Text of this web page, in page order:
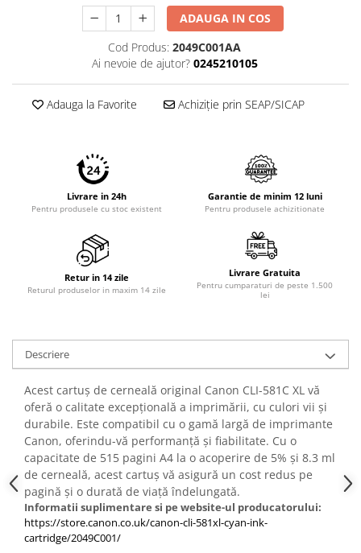
Laptopuri gaming
Ultrabookuri
Laptop-uri 2 in 1
Accesorii laptop
Mini PC AI
Accesorii Printing
Desktop PC
Workstation
All-in-One PC
Monitoare
Monitoare LED
Accesorii monitoare
Componente
Placi video
Procesoare
Placi de baza
Memorii RAM
SSD-uri interne
ADAUGA IN COS
Cod Produs: 2049C001AA
Ai nevoie de ajutor? 0245210105
Adauga la Favorite Achiziție prin SEAP/SICAP
Livrare in 24h
Pentru produsele cu stoc existent
Garantie de minim 12 luni
Pentru produsele achizitionate
Retur in 14 zile
Returul produselor in maxim 14 zile
Livrare Gratuita
Pentru cumparaturi de peste 1.500
lei
Descriere
Acest cartuș de cerneală original Canon CLI-581C XL vă
oferă o calitate excepțională a imprimării, cu culori vii și
durabile. Este compatibil cu o gamă largă de imprimante
Canon, oferindu-vă performanță și fiabilitate. Cu o
capacitate de 515 pagini A4 la o acoperire de 5% și 8.3 ml
de cerneală, acest cartuș vă asigură un cost redus pe
pagină și o durată de viață îndelungată.
Informatii suplimentare si pe website-ul producatorului:
https://store.canon.co.uk/canon-cli-581xl-cyan-ink-
cartridge/2049C001/